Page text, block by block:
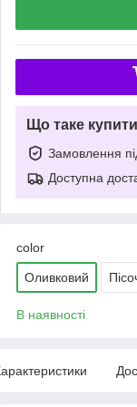
Що таке
Замовлення
Доступна
color
Оливковий
В наявності